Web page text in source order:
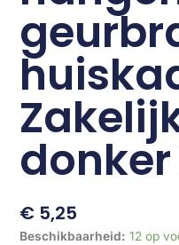
€ 5,25
Beschikbaarheid: 12 op
hangende